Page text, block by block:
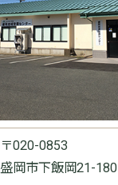
〒020-0853
盛岡市下飯岡21-180